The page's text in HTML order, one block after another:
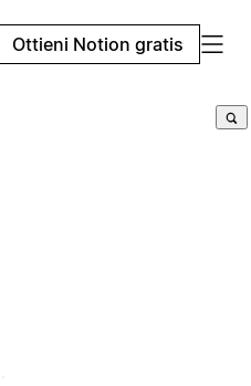
Ottieni Notion gratis